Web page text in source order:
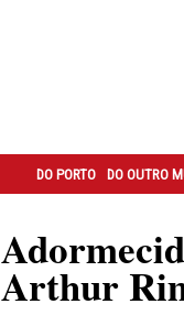
DO PORTO DO OUTRO
Arthur